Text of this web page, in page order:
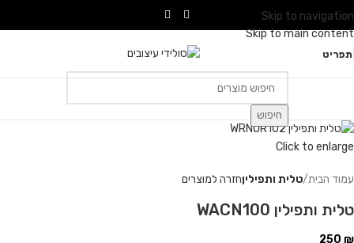
Skip to navigation
Skip to main content
תפריט
חיפוש
Click to enlarge
עמוד הבית טלית ותפיליןחזרה למוצרים
טלית ותפילין WACN100
250 ₪